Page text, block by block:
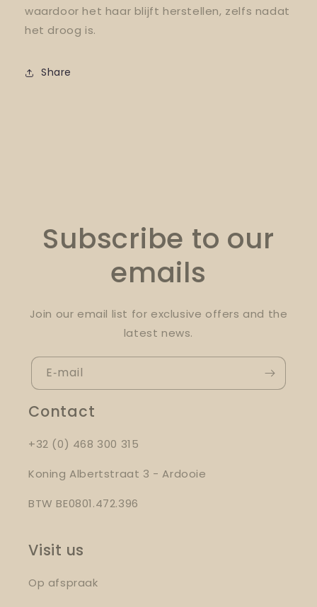
waardoor het haar blijft herstellen, zelfs nadat
het droog is.
Share
Subscribe to our
emails
Join our email list for exclusive offers and the
latest news.
E‑mail
Contact
+32 (0) 468 300 315
Koning Albertstraat 3 - Ardooie
BTW BE0801.472.396
Visit us
Op afspraak